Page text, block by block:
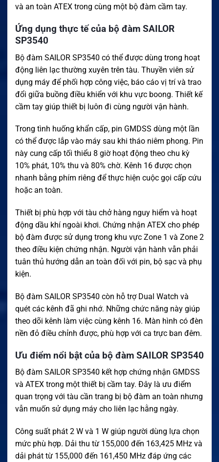
và an toàn ATEX trong cùng một bộ đàm cầm tay.
Ứng dụng thực tế của bộ đàm SAILOR
SP3540
Bộ đàm SAILOR SP3540 có thể được dùng trong hoạt
động liên lạc thường xuyên trên tàu. Thuyền viên sử
dụng máy để phối hợp công việc, báo cáo vị trí và trao
đổi giữa buồng điều khiển với khu vực boong. Thiết kế
cầm tay giúp thiết bị luôn đi cùng người vận hành.
Trong tình huống khẩn cấp, pin GMDSS dùng một lần
có thể được lắp vào máy sau khi tháo niêm phong. Pin
này cung cấp tối thiểu 8 giờ hoạt động theo chu kỳ
10% phát, 10% thu và 80% chờ. Kênh 16 được chọn
nhanh bằng phím riêng để thực hiện cuộc gọi cấp cứu
hoặc an toàn.
Thiết bị phù hợp với tàu chở hàng nguy hiểm và hoạt
động dầu khí ngoài khơi. Chứng nhận ATEX cho phép
bộ đàm được sử dụng trong khu vực Zone 1 và Zone 2
theo điều kiện chứng nhận. Người vận hành vẫn phải
tuân thủ hướng dẫn an toàn đối với pin, bộ sạc và phụ
kiện.
Bộ đàm SAILOR SP3540 còn hỗ trợ Dual Watch và
quét các kênh đã ghi nhớ. Những chức năng này giúp
theo dõi kênh làm việc cùng kênh 16. Màn hình có đèn
nền đỏ điều chỉnh được, phù hợp với ca trực ban đêm.
Ưu điểm nổi bật của bộ đàm SAILOR SP3540
Bộ đàm SAILOR SP3540 kết hợp chứng nhận GMDSS
và ATEX trong một thiết bị cầm tay. Đây là ưu điểm
quan trọng với tàu cần trang bị bộ đàm an toàn nhưng
vẫn muốn sử dụng máy cho liên lạc hằng ngày.
Công suất phát 2 W và 1 W giúp người dùng lựa chọn
mức phù hợp. Dải thu từ 155,000 đến 163,425 MHz và
dải phát từ 155,000 đến 161,450 MHz đáp ứng các